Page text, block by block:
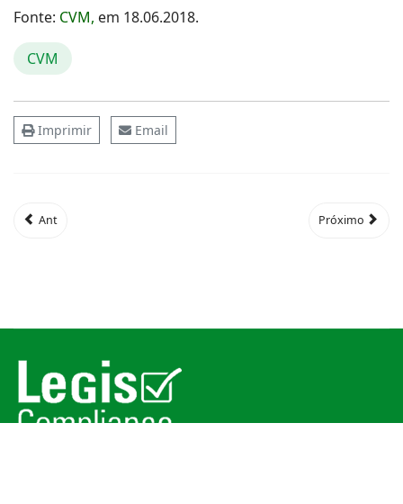
Fonte: CVM, em 18.06.2018.
CVM
Imprimir Email
Ant Próximo